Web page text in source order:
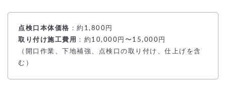
点検口本体価格 ：約1,800円
取り付け施工費用
：約10,000円〜15,000円
（開口作業、下地補強、点検口の取り付け、仕上げを含
む）